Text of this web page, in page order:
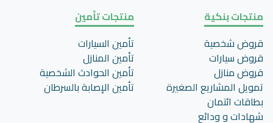
منتجات بنكية
قروض شخصية
قروض سيارات
قروض منازل
تمويل المشاريع الصغيرة
بطاقات ائتمان
شهادات و ودائع
منتجات تأمين
تأمين السيارات
تأمين المنازل
تأمين الحوادث الشخصية
تأمين اﻹصابة بالسرطان